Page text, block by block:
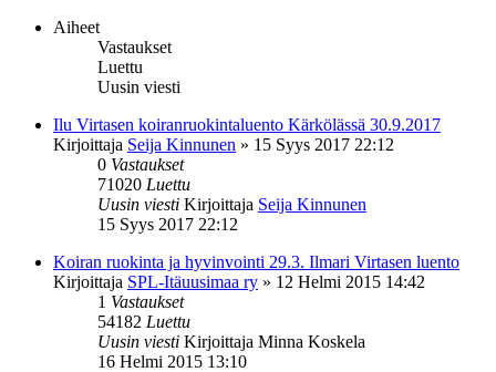
Aiheet
Vastaukset
Luettu
Uusin viesti
Ilu Virtasen koiranruokintaluento Kärkölässä 30.9.2017
Kirjoittaja Seija Kinnunen » 15 Syys 2017 22:12
0 Vastaukset
71020 Luettu
Uusin viesti Kirjoittaja Seija Kinnunen
15 Syys 2017 22:12
Koiran ruokinta ja hyvinvointi 29.3. Ilmari Virtasen luento
Kirjoittaja SPL-Itäuusimaa ry » 12 Helmi 2015 14:42
1 Vastaukset
54182 Luettu
Uusin viesti Kirjoittaja Minna Koskela
16 Helmi 2015 13:10